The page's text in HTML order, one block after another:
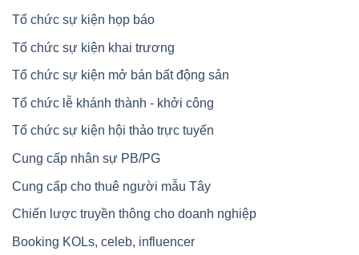
Tổ chức sự kiện họp báo
Tổ chức sự kiện khai trương
Tổ chức sự kiện mở bán bất động sản
Tổ chức lễ khánh thành - khởi công
Tổ chức sự kiện hội thảo trực tuyến
Cung cấp nhân sự PB/PG
Cung cấp cho thuê người mẫu Tây
Chiến lược truyền thông cho doanh nghiệp
Booking KOLs, celeb, influencer